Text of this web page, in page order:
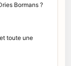
Bormans ?
toute une